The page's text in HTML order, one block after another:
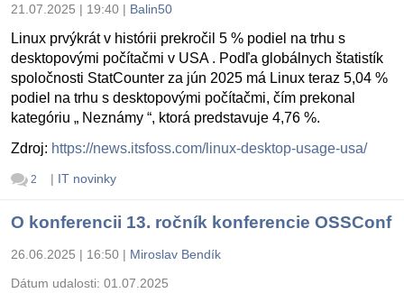
21.07.2025 | 19:40 | Balin50
Linux prvýkrát v histórii prekročil 5 % podiel na trhu s
desktopovými počítačmi v USA . Podľa globálnych štatistík
spoločnosti StatCounter za jún 2025 má Linux teraz 5,04 %
podiel na trhu s desktopovými počítačmi, čím prekonal
kategóriu „ Neznámy “, ktorá predstavuje 4,76 %.
Zdroj: https://news.itsfoss.com/linux-desktop-usage-usa/
2 | IT novinky
O konferencii 13. ročník konferencie OSSConf
26.06.2025 | 16:50 | Miroslav Bendík
Dátum udalosti: 01.07.2025